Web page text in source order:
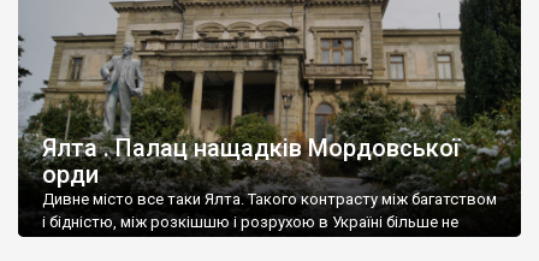
Ялта . Палац нащадків Мордовської
орди
Дивне місто все таки Ялта. Такого контрасту між багатством
і бідністю, між розкішшю і розрухою в Україні більше не